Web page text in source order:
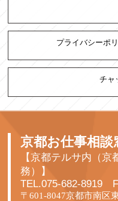
プライバシーポ
チャ
京都お仕事相談
【京都テルサ内（
務）】
TEL.075-682-8919
〒601-8047京都市南区